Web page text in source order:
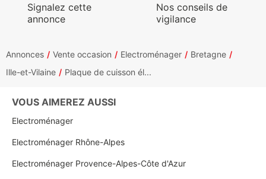
Signalez cette
annonce
Nos conseils de
vigilance
Annonces Vente occasion Electroménager
Bretagne
Ille-et-Vilaine
Plaque de cuisson él...
VOUS AIMEREZ AUSSI
Electroménager
Electroménager Rhône-Alpes
Electroménager Provence-Alpes-Côte d'Azur